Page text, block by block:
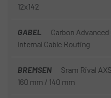
12x142
GABEL
Carbon
Internal Cable Routing
BREMSEN
Sram Rival
160 mm / 140 mm